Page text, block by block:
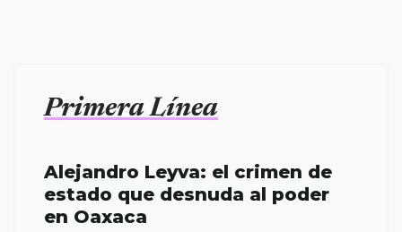
Primera Línea
Alejandro Leyva: el crimen de
estado que desnuda al poder
en Oaxaca